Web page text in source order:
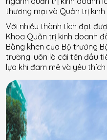
thương mại và Quản trị
Với nhiều thành tích đạt
Khoa Quản trị kinh doanh
Bằng khen của Bộ trưởng
trường luôn là cái tên đầu
lựa khi đam mê và yêu